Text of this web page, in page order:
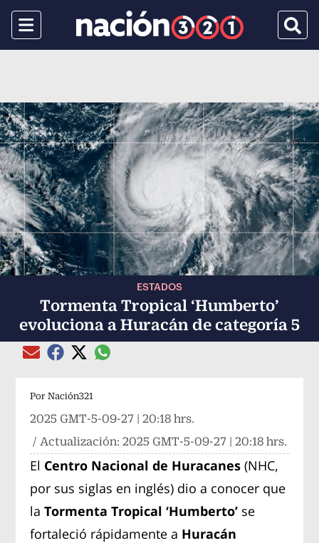
Menu
ESTADOS
Tormenta Tropical ‘Humberto’
evoluciona a Huracán de categoría 5
Compartir el artículo actual mediante Email
Compartir el artículo actual mediante Facebook
Compartir el artículo actual mediante Twitter
Compartir el artículo actual mediante
Por Nación321
2025 GMT-5-09-27 | 20:18 hrs.
/ Actualización:2025 GMT-5-09-27 | 20:18 hrs.
El Centro Nacional de Huracanes (NHC,
por sus siglas en inglés) dio a conocer que
laTormenta Tropical ‘Humberto’ se
fortaleció rápidamente a Huracán